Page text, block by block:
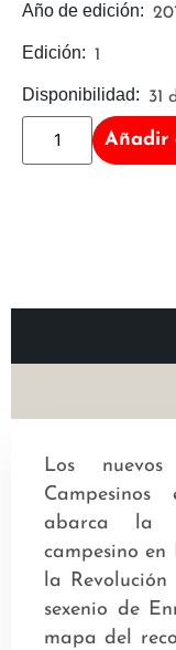
Añadir
Disponibilidad: 31
Edición: 1
Año de edición:
Los
Campesinos
abarca la
campesino en
la
sexenio de
mapa del